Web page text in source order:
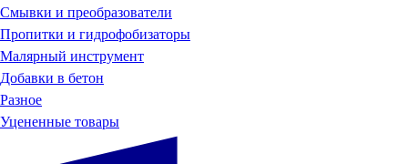
Смывки и преобразователи
Пропитки и гидрофобизаторы
Малярный инструмент
Добавки в бетон
Разное
Уцененные товары